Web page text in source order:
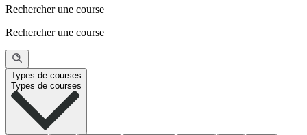
Rechercher une course
Rechercher une course
Types de courses
Types de courses